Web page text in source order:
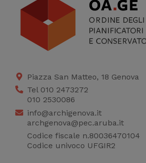
Piazza San Matteo, 18 Genova
Tel 010 2473272
010 2530086
info@archigenova.it
archgenova@pec.aruba.it
Codice fiscale n.80036470104
Codice univoco UFGIR2